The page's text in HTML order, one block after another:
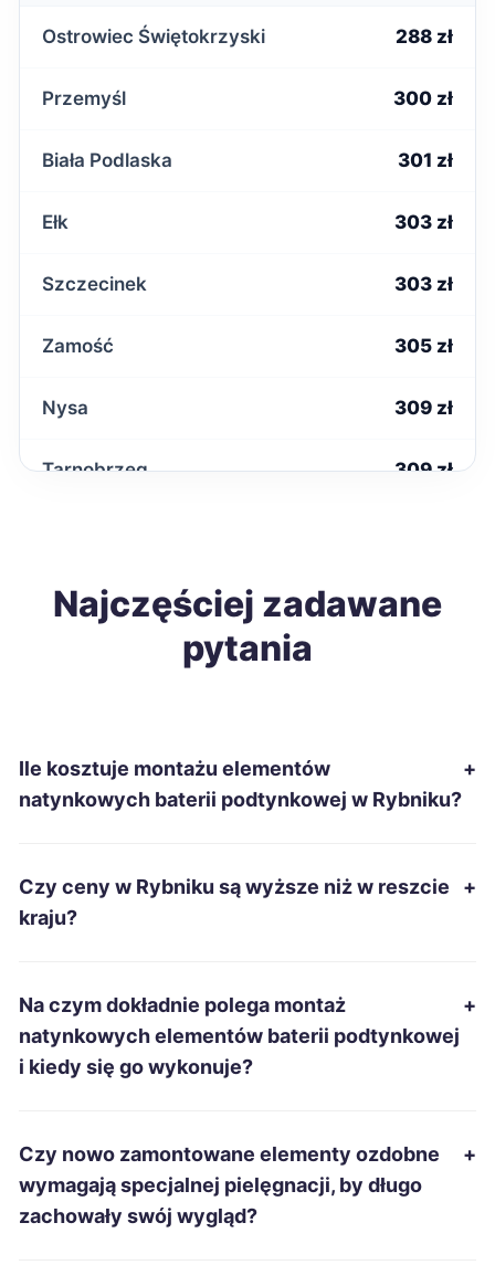
Ostrowiec Świętokrzyski 288 zł
Przemyśl 300 zł
Biała Podlaska 301 zł
Ełk 303 zł
Szczecinek 303 zł
Zamość 305 zł
Nysa 309 zł
Tarnobrzeg 309 zł
Inowrocław 310 zł
Chełm
Słupsk
Chojnice 315 zł
Kwidzyn 315 zł
Malbork
Najczęściej zadawane
pytania
Ile kosztuje montażu elementów
natynkowych baterii podtynkowej w Rybniku?
+
Czy ceny w Rybniku są wyższe niż w reszcie
kraju?
+
Na czym dokładnie polega montaż
natynkowych elementów baterii podtynkowej
i kiedy się go wykonuje?
+
Czy nowo zamontowane elementy ozdobne
wymagają specjalnej pielęgnacji, by długo
zachowały swój wygląd?
+